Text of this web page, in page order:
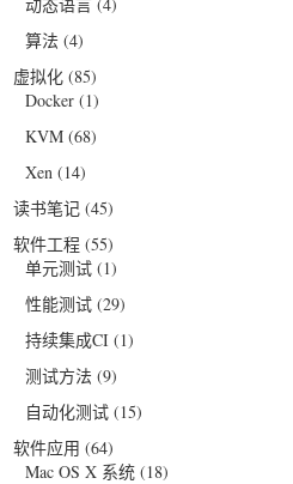
算法 (4)
虚拟化 (85)
Docker (1)
KVM (68)
Xen (14)
读书笔记 (45)
软件工程 (55)
单元测试 (1)
性能测试 (29)
持续集成CI (1)
测试方法 (9)
自动化测试 (15)
软件应用 (64)
Mac OS X 系统 (18)